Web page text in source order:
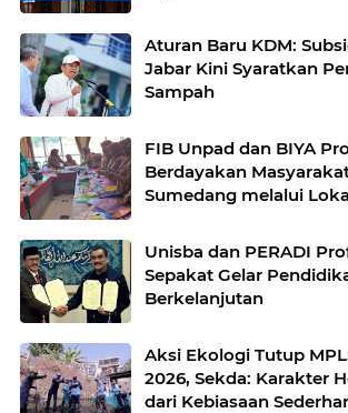
Aturan Baru KDM:
Jabar Kini Syaratkan
Sampah
FIB Unpad dan BIYA
Berdayakan
Sumedang melalui
Unisba dan PERADI
Sepakat Gelar
Berkelanjutan
Aksi Ekologi Tutup
2026, Sekda: Karakter
dari Kebiasaan